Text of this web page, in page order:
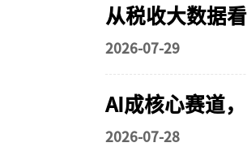
从税收大数据
2026-07-29
​AI成核心赛道
2026-07-28